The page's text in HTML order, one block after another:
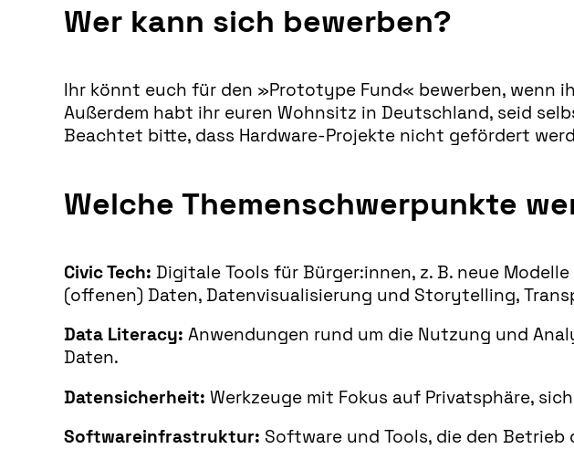
Wer kann sich bewerben?
Ihr könnt euch für den »Prototype Fund« bewerben, wenn
Außerdem habt ihr euren Wohnsitz in Deutschland, seid
Beachtet bitte, dass Hardware-Projekte nicht gefördert
Welche Themenschwerpunkte
Civic Tech: Digitale Tools für Bürger:innen, z. B. neue
(offenen) Daten, Datenvisualisierung und Storytelling,
Data Literacy: Anwendungen rund um die Nutzung und
Daten.
Datensicherheit: Werkzeuge mit Fokus auf Privatsphäre,
Softwareinfrastruktur: Software und Tools, die den